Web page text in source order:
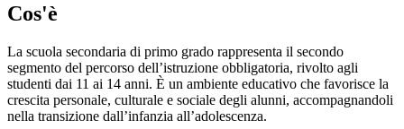
Cos'è
La scuola secondaria di primo grado rappresenta il secondo
segmento del percorso dell’istruzione obbligatoria, rivolto agli
studenti dai 11 ai 14 anni. È un ambiente educativo che favorisce la
crescita personale, culturale e sociale degli alunni, accompagnandoli
nella transizione dall’infanzia all’adolescenza.